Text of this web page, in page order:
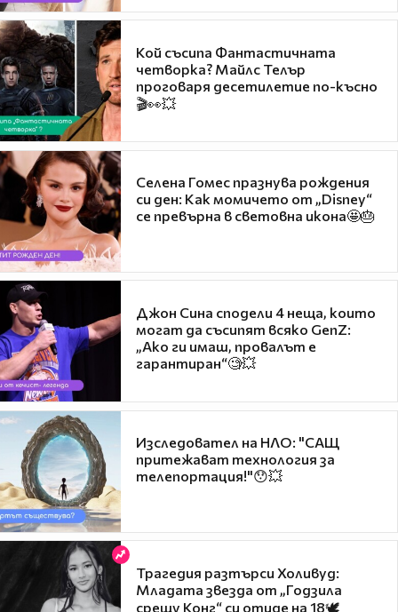
Кой съсипа Фантастичната
четворка? Майлс Телър
проговаря десетилетие по-късно
🎬👀💥
Селена Гомес празнува рождения
си ден: Как момичето от „Disney“
се превърна в световна икона🤩🎂
Джон Сина сподели 4 неща, които
могат да съсипят всяко GenZ:
„Ако ги имаш, провалът е
гарантиран“🧐💥
Изследовател на НЛО: "САЩ
притежават технология за
телепортация!"😯💥
Трагедия разтърси Холивуд:
Младата звезда от „Годзила
срещу Конг“ си отиде на 18🕊️